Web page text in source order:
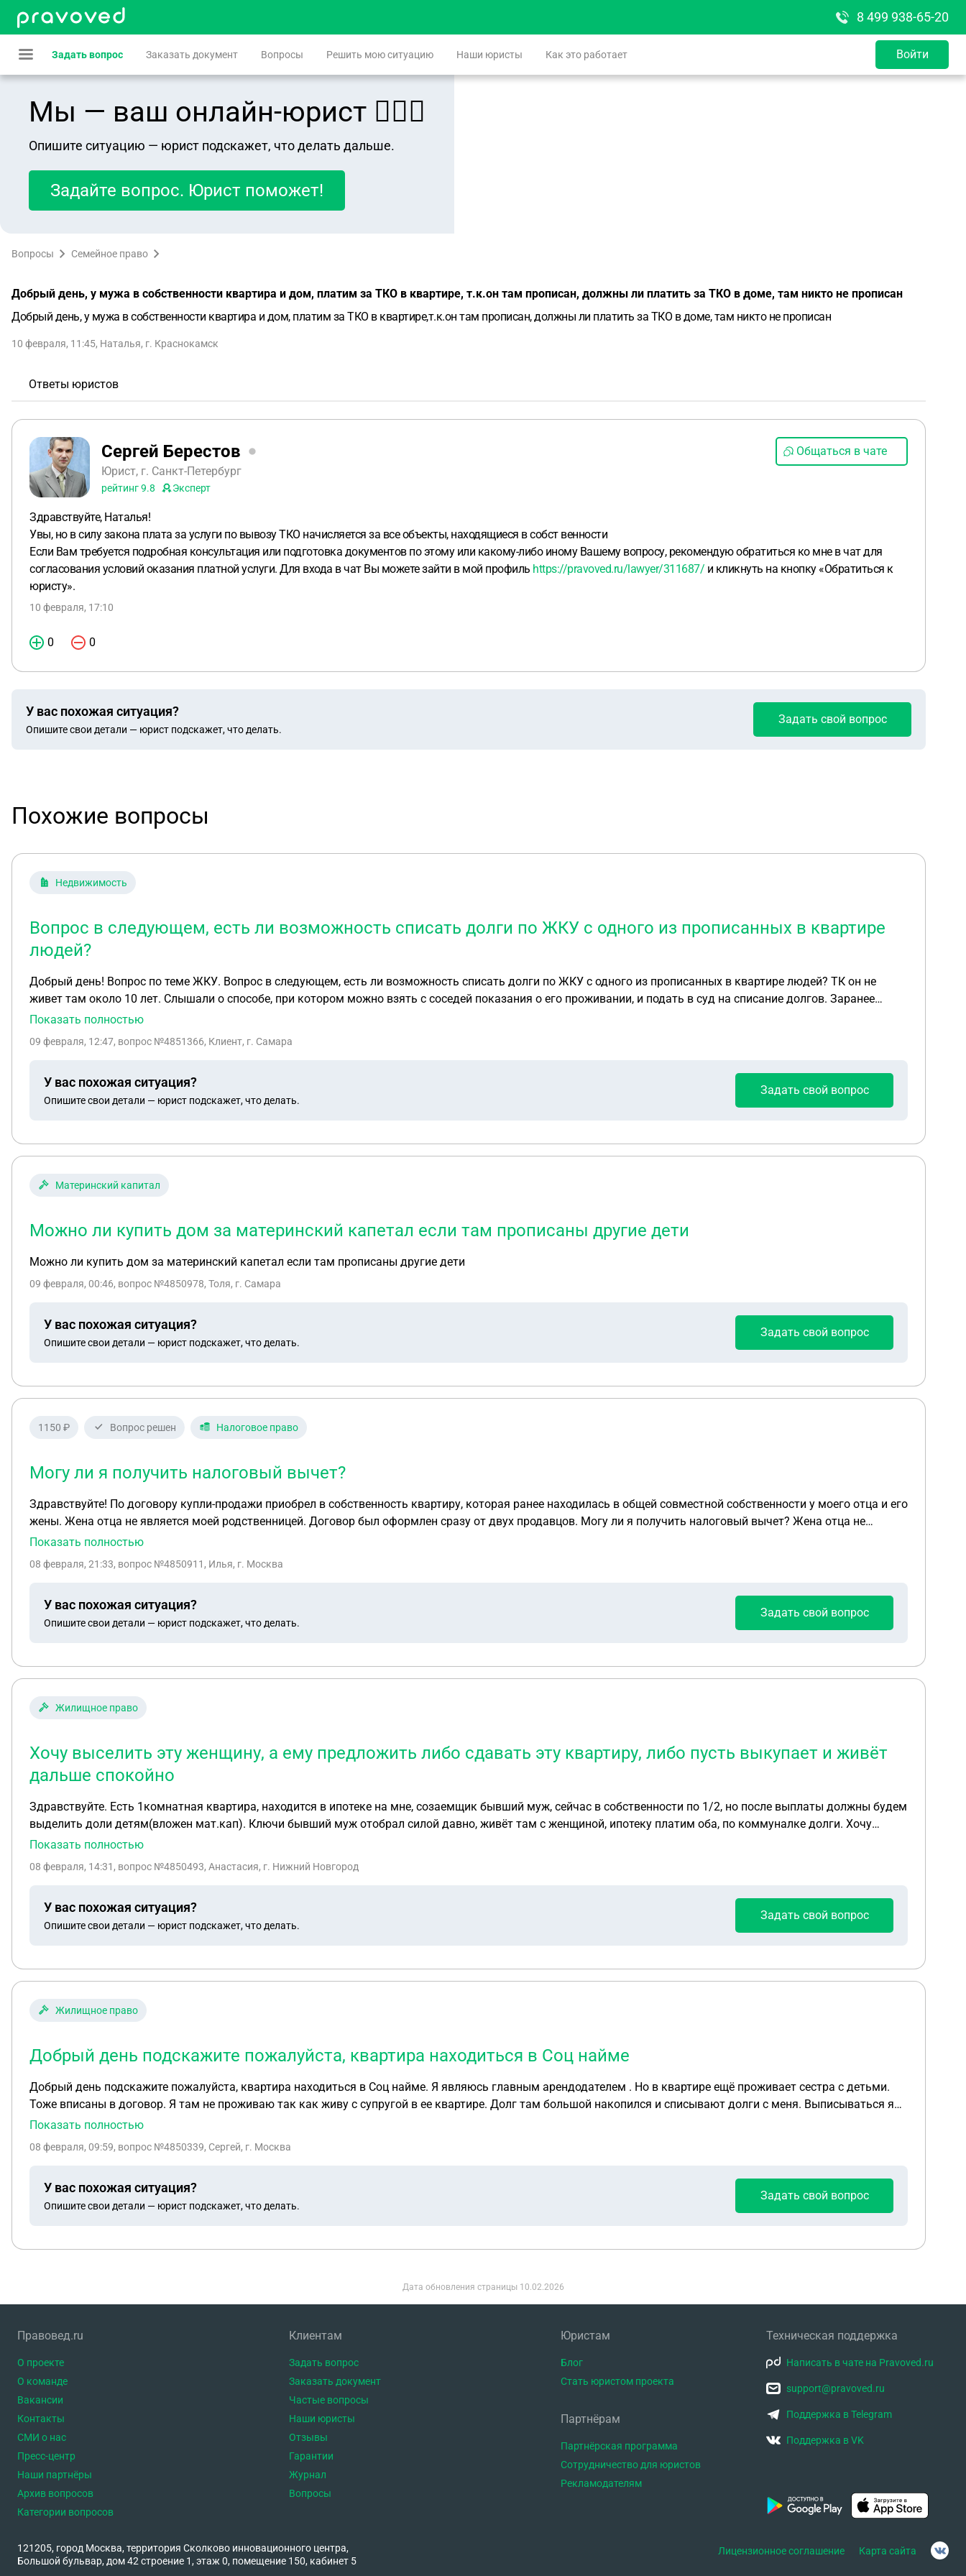
8 499 938-65-20
Задать вопрос Заказать документ Вопросы Решить мою ситуацию Наши юристы Как это работает Войти
Мы — ваш онлайн-юрист 👨🏻‍⚖️
Опишите ситуацию — юрист подскажет, что делать дальше.
Задайте вопрос. Юрист поможет!
Вопросы Семейное право
Добрый день, у мужа в собственности квартира и дом, платим за ТКО в квартире, т.к.он там прописан, должны ли платить за ТКО в доме, там никто не прописан
Добрый день, у мужа в собственности квартира и дом, платим за ТКО в квартире,т.к.он там прописан, должны ли платить за ТКО в доме, там никто не прописан
10 февраля, 11:45, Наталья, г. Краснокамск
Ответы юристов
Сергей Берестов
Юрист, г. Санкт-Петербург
рейтинг9.8 Эксперт
Общаться в чате
Здравствуйте, Наталья!
Увы, но в силу закона плата за услуги по вывозу ТКО начисляется за все объекты, находящиеся в собст венности
Если Вам требуется подробная консультация или подготовка документов по этому или какому-либо иному Вашему вопросу, рекомендую обратиться ко мне в чат для
согласования условий оказания платной услуги. Для входа в чат Вы можете зайти в мой профиль https://pravoved.ru/lawyer/311687/ и кликнуть на кнопку «Обратиться к
юристу».
10 февраля, 17:10
0 0
У вас похожая ситуация?
Опишите свои детали — юрист подскажет, что делать.
Задать свой вопрос
Похожие вопросы
Недвижимость
Вопрос в следующем, есть ли возможность списать долги по ЖКУ с одного из прописанных в квартире
людей?
Добрый день! Вопрос по теме ЖКУ. Вопрос в следующем, есть ли возможность списать долги по ЖКУ с одного из прописанных в квартире людей? ТК он не
живет там около 10 лет. Слышали о способе, при котором можно взять с соседей показания о его проживании, и подать в суд на списание долгов. Заранее
спасибо.
Показать полностью
09 февраля, 12:47, вопрос №4851366, Клиент, г. Самара
У вас похожая ситуация?
Опишите свои детали — юрист подскажет, что делать.
Задать свой вопрос
Материнский капитал
Можно ли купить дом за материнский капетал если там прописаны другие дети
Можно ли купить дом за материнский капетал если там прописаны другие дети
09 февраля, 00:46, вопрос №4850978, Толя, г. Самара
У вас похожая ситуация?
Опишите свои детали — юрист подскажет, что делать.
Задать свой вопрос
1150 ₽ Вопрос решен Налоговое право
Могу ли я получить налоговый вычет?
Здравствуйте! По договору купли-продажи приобрел в собственность квартиру, которая ранее находилась в общей совместной собственности у моего отца и его
жены. Жена отца не является моей родственницей. Договор был оформлен сразу от двух продавцов. Могу ли я получить налоговый вычет? Жена отца не
является для меня взаимозависимым лицом. Если мне положен налоговый вычет, то как и на какую сумму должна быть оформлена налоговая декларация?
жены отца?
Показать полностью
08 февраля, 21:33, вопрос №4850911, Илья, г. Москва
У вас похожая ситуация?
Опишите свои детали — юрист подскажет, что делать.
Задать свой вопрос
Жилищное право
Хочу выселить эту женщину, а ему предложить либо сдавать эту квартиру, либо пусть выкупает и живёт
дальше спокойно
Здравствуйте. Есть 1комнатная квартира, находится в ипотеке на мне, созаемщик бывший муж, сейчас в собственности по 1/2, но после выплаты должны будем
выделить доли детям(вложен мат.кап). Ключи бывший муж отобрал силой давно, живёт там с женщиной, ипотеку платим оба, по коммуналке долги. Хочу
выселить эту женщину, а ему предложить либо сдавать эту квартиру, либо пусть выкупает и живёт дальше спокойно. Что можно сделать и как?
Показать полностью
08 февраля, 14:31 , вопрос №4850493, Анастасия, г. Нижний Новгород
У вас похожая ситуация?
Опишите свои детали — юрист подскажет, что делать.
Задать свой вопрос
Жилищное право
Добрый день подскажите пожалуйста, квартира находиться в Соц найме
Добрый день подскажите пожалуйста, квартира находиться в Соц найме. Я являюсь главным арендодателем . Но в квартире ещё проживает сестра с детьми.
Тоже вписаны в договор. Я там не проживаю так как живу с супругой в ее квартире. Долг там большой накопился и списывают долги с меня. Выписываться я
не хочу так как негде мне прописаться. Подскажите что я могу в этой ситуации сделать
Показать полностью
08 февраля, 09:59, вопрос №4850339, Сергей, г. Москва
У вас похожая ситуация?
Опишите свои детали — юрист подскажет, что делать.
Задать свой вопрос
Дата обновления страницы 10.02.2026
Правовед.ru
О проекте
О команде
Вакансии
Контакты
СМИ о нас
Пресс-центр
Наши партнёры
Архив вопросов
Категории вопросов
Клиентам
Задать вопрос
Заказать документ
Частые вопросы
Наши юристы
Отзывы
Гарантии
Журнал
Вопросы
Юристам
Блог
Стать юристом проекта
Партнёрам
Партнёрская программа
Сотрудничество для юристов
Рекламодателям
Техническая поддержка
Написать в чате на Pravoved.ru
support@pravoved.ru
Поддержка в Telegram
Поддержка в VK
121205, город Москва, территория Сколково инновационного центра,
Большой бульвар, дом 42 строение 1, этаж 0, помещение 150, кабинет 5
Лицензионное соглашение Карта сайта